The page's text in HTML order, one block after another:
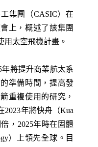
集團（CASIC）在
上，概述了該集團
用太空飛機計畫。
將提升商業航太系
準備時間，提高發
重複使用的研究，
2023年將快舟（Kua
，2025年時在固體
）上領先全球。目